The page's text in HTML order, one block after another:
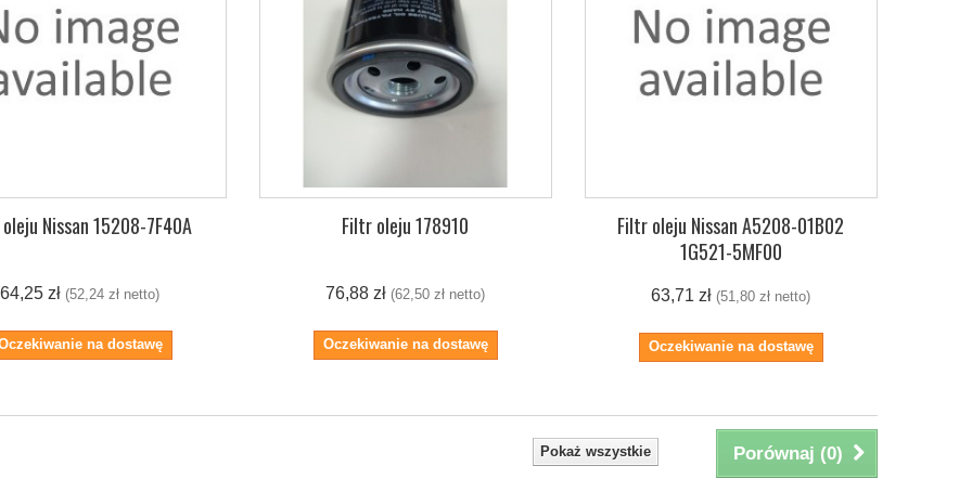
Nissan 15208-7F40A
64,25 zł (52,24 zł netto)
na dostawę
Filtr oleju 178910
76,88 zł (62,50 zł netto)
Oczekiwanie na dostawę
Filtr oleju Nissan A5208-01B02
1G521-5MF00
63,71 zł (51,80 zł netto)
Oczekiwanie na dostawę
Porównaj (0)
Pokaż wszystkie